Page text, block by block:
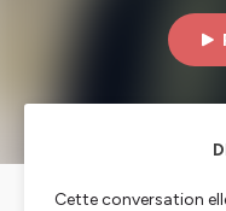
Cette conversation